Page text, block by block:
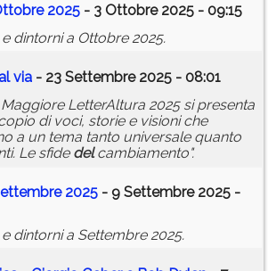
2025 - 3 Ottobre 2025 - 09:15
dintorni a Ottobre 2025.
via - 23 Settembre 2025 - 08:01
LetterAltura 2025 si presenta
di voci, storie e visioni che
a un tema tanto universale quanto
Le sfide delcambiamento".
2025 - 9 Settembre 2025 -
dintorni a Settembre 2025.